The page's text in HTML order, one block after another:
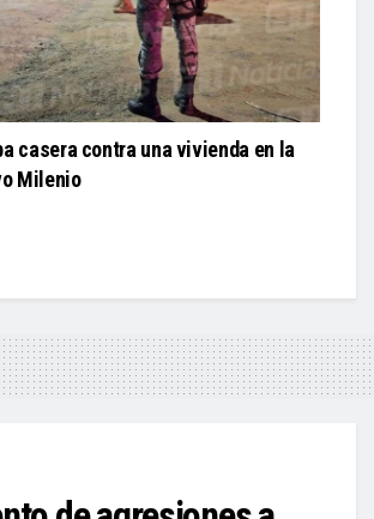
casera contra una vivienda en la
Milenio